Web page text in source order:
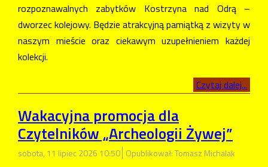
rozpoznawalnych zabytków Kostrzyna nad Odrą –
dworzec kolejowy. Będzie atrakcyjną pamiątką z wizyty w
naszym mieście oraz ciekawym uzupełnieniem każdej
kolekcji.
Czytaj dalej...
Wakacyjna promocja dla
Czytelników „Archeologii Żywej”
sobota, 11 lipiec 2026 10:50 Opublikował: Tomasz Michalak